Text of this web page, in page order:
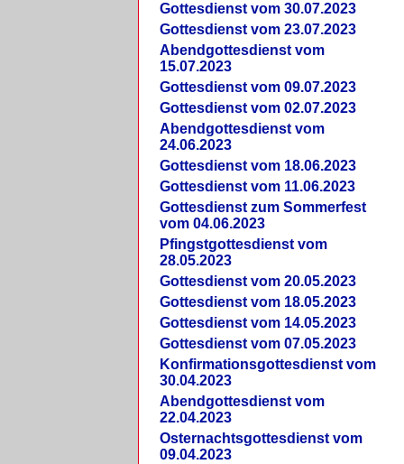
Gottesdienst vom 30.07.2023
Gottesdienst vom 23.07.2023
Abendgottesdienst vom
15.07.2023
Gottesdienst vom 09.07.2023
Gottesdienst vom 02.07.2023
Abendgottesdienst vom
24.06.2023
Gottesdienst vom 18.06.2023
Gottesdienst vom 11.06.2023
Gottesdienst zum Sommerfest
vom 04.06.2023
Pfingstgottesdienst vom
28.05.2023
Gottesdienst vom 20.05.2023
Gottesdienst vom 18.05.2023
Gottesdienst vom 14.05.2023
Gottesdienst vom 07.05.2023
Konfirmationsgottesdienst vom
30.04.2023
Abendgottesdienst vom
22.04.2023
Osternachtsgottesdienst vom
09.04.2023